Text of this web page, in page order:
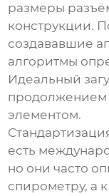
размеры
конструкции.
создававшие
алгоритмы
Идеальный
продолжением
элементом.
есть
но они часто
спирометру, а